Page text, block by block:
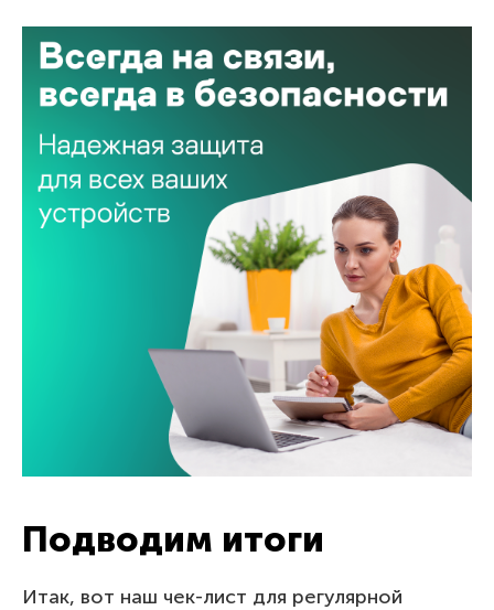
Подводим итоги
Итак, вот наш чек-лист для регулярной